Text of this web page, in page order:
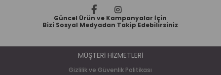
Güncel Ürün ve Kampanyalar İçin
Bizi Sosyal Medyadan Takip Edebilirsiniz
MÜŞTERİ HİZMETLERİ
Gizlilik ve Güvenlik Politikası